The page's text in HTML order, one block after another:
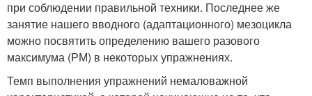
при соблюдении правильной техники. Последнее же
занятие нашего вводного (адаптационного) мезоцикла
можно посвятить определению вашего разового
максимума (РМ) в некоторых упражнениях.
Темп выполнения упражнений немаловажной